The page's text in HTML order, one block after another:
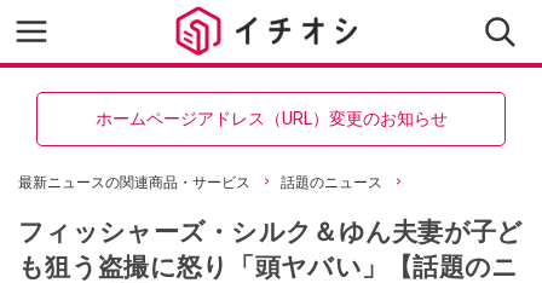
ホームページアドレス（URL）変更のお知らせ
最新ニュースの関連商品・サービス 話題のニュース
フィッシャーズ・シルク＆ゆん夫妻が子ど
も狙う盗撮に怒り「頭ヤバい」【話題のニ